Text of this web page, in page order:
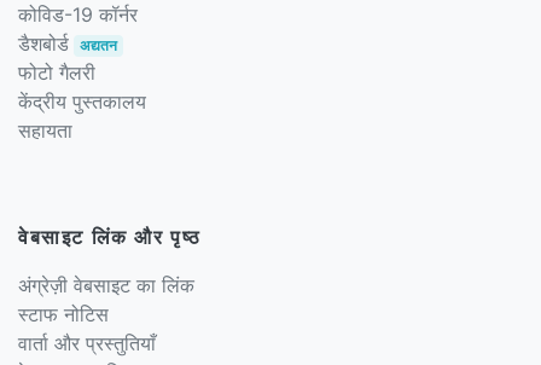
कोविड-19 कॉर्नर
डैशबोर्ड अद्यतन
फोटो गैलरी
केंद्रीय पुस्तकालय
सहायता
वेबसाइट लिंक और पृष्ठ
अंग्रेज़ी वेबसाइट का लिंक
स्टाफ नोटिस
वार्ता और प्रस्तुतियाँ